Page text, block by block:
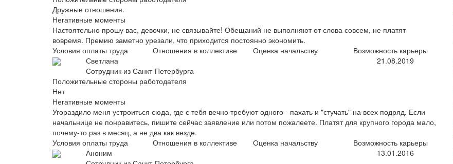
Дружные отношения.
Негативные моменты
Настоятельно прошу вас, девочки, не связывайте! Обещаний не выполняют от слова совсем, не платят
вовремя. Премию заметно урезали, что приходится постоянно экономить.
Условия оплаты труда
Отношения в коллективе Оценка начальству
Возможность карьеры
Светлана
Сотрудник из Санкт-Петербурга
21.08.2019
Положительные стороны работодателя
Нет
Негативные моменты
Угораздило меня устроиться сюда, где с тебя вечно требуют одного - пахать и "стучать" на всех подряд. Если
начальнице не понравитесь, пишите сейчас заявление или потом пожалеете. Платят для крупного города мало,
почему-то раз в месяц, а не два как везде.
Условия оплаты труда
Отношения в коллективе Оценка начальству
Возможность карьеры
Аноним
13.01.2016